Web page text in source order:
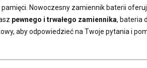
Nowoczesny zamiennik baterii
pewnego i trwałego zamiennika, bateria
aby odpowiedzieć na Twoje pytania i